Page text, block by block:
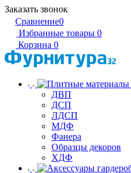
Заказать звонок
Сравнение0
Избранные товары 0
Корзина 0
ДВП
ДСП
ЛДСП
МДФ
Фанера
Образцы декоров
ХДФ